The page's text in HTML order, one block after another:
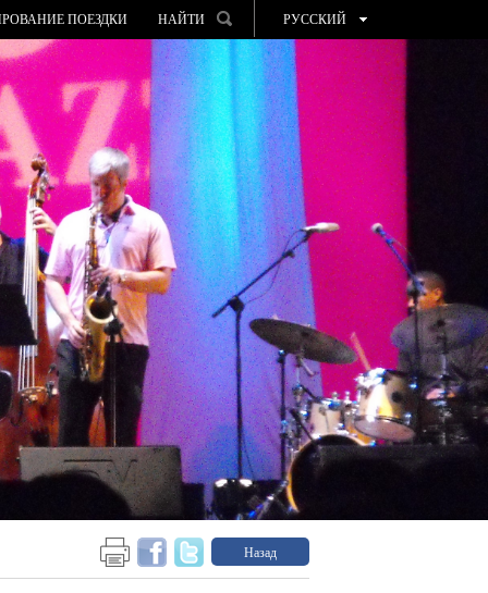
ПОЕЗДКИ НАЙТИ
РУССКИЙ
ESPAÑOL
VALENCIÀ
ENGLISH
FRANÇAIS
DEUTSCH
Назад